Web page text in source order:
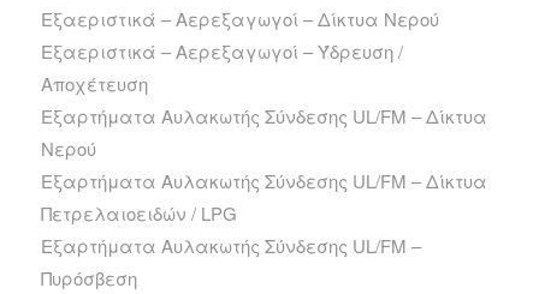
Εξαεριστικά – Αερεξαγωγοί – Δίκτυα Νερού
Εξαεριστικά – Αερεξαγωγοί – Ύδρευση /
Αποχέτευση
Εξαρτήματα Αυλακωτής Σύνδεσης UL/FM – Δίκτυα
Νερού
Εξαρτήματα Αυλακωτής Σύνδεσης UL/FM – Δίκτυα
Πετρελαιοειδών / LPG
Εξαρτήματα Αυλακωτής Σύνδεσης UL/FM –
Πυρόσβεση